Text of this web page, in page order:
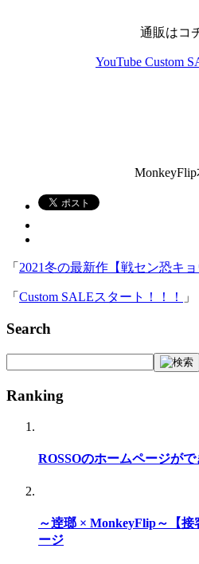
通販はコ
YouTube Custom
「 2021冬の最新作【戦セン恐キョ
「 Custom SALEスタート！！！ 」
Search
Ranking
ROSSOのホームページが
～逹瑯 × MonkeyFlip～【
ージ